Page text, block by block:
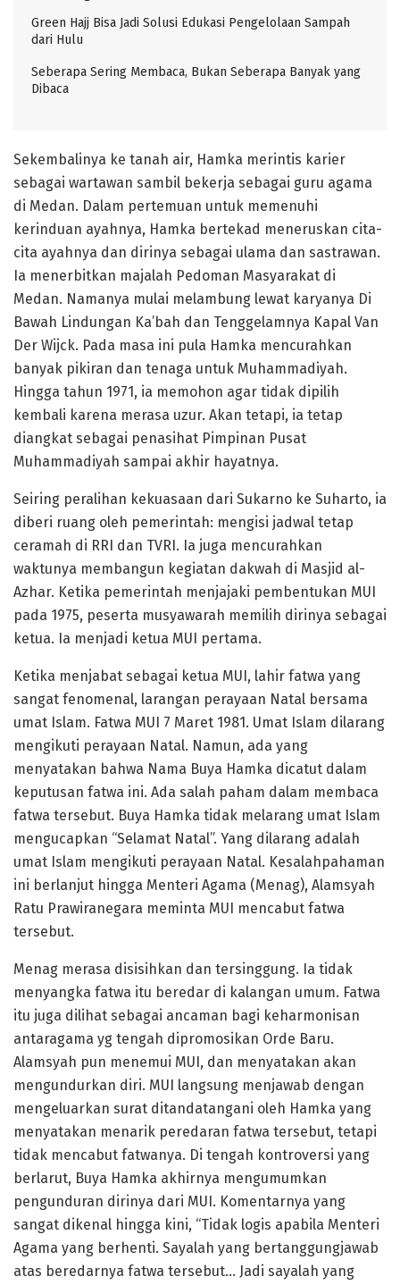
Green Hajj Bisa Jadi Solusi Edukasi Pengelolaan Sampah
dari Hulu
Seberapa Sering Membaca, Bukan Seberapa Banyak yang
Dibaca
Sekembalinya ke tanah air, Hamka merintis karier
sebagai wartawan sambil bekerja sebagai guru agama
di Medan. Dalam pertemuan untuk memenuhi
kerinduan ayahnya, Hamka bertekad meneruskan cita-
cita ayahnya dan dirinya sebagai ulama dan sastrawan.
Ia menerbitkan majalah Pedoman Masyarakat di
Medan. Namanya mulai melambung lewat karyanya Di
Bawah Lindungan Ka’bah dan Tenggelamnya Kapal Van
Der Wijck. Pada masa ini pula Hamka mencurahkan
banyak pikiran dan tenaga untuk Muhammadiyah.
Hingga tahun 1971, ia memohon agar tidak dipilih
kembali karena merasa uzur. Akan tetapi, ia tetap
diangkat sebagai penasihat Pimpinan Pusat
Muhammadiyah sampai akhir hayatnya.
Seiring peralihan kekuasaan dari Sukarno ke Suharto, ia
diberi ruang oleh pemerintah: mengisi jadwal tetap
ceramah di RRI dan TVRI. Ia juga mencurahkan
waktunya membangun kegiatan dakwah di Masjid al-
Azhar. Ketika pemerintah menjajaki pembentukan MUI
pada 1975, peserta musyawarah memilih dirinya sebagai
ketua. Ia menjadi ketua MUI pertama.
Ketika menjabat sebagai ketua MUI, lahir fatwa yang
sangat fenomenal, larangan perayaan Natal bersama
umat Islam. Fatwa MUI 7 Maret 1981. Umat Islam dilarang
mengikuti perayaan Natal. Namun, ada yang
menyatakan bahwa Nama Buya Hamka dicatut dalam
keputusan fatwa ini. Ada salah paham dalam membaca
fatwa tersebut. Buya Hamka tidak melarang umat Islam
mengucapkan “Selamat Natal”. Yang dilarang adalah
umat Islam mengikuti perayaan Natal. Kesalahpahaman
ini berlanjut hingga Menteri Agama (Menag), Alamsyah
Ratu Prawiranegara meminta MUI mencabut fatwa
tersebut.
Menag merasa disisihkan dan tersinggung. Ia tidak
menyangka fatwa itu beredar di kalangan umum. Fatwa
itu juga dilihat sebagai ancaman bagi keharmonisan
antaragama yg tengah dipromosikan Orde Baru.
Alamsyah pun menemui MUI, dan menyatakan akan
mengundurkan diri. MUI langsung menjawab dengan
mengeluarkan surat ditandatangani oleh Hamka yang
menyatakan menarik peredaran fatwa tersebut, tetapi
tidak mencabut fatwanya. Di tengah kontroversi yang
berlarut, Buya Hamka akhirnya mengumumkan
pengunduran dirinya dari MUI. Komentarnya yang
sangat dikenal hingga kini, “Tidak logis apabila Menteri
Agama yang berhenti. Sayalah yang bertanggungjawab
atas beredarnya fatwa tersebut… Jadi sayalah yang